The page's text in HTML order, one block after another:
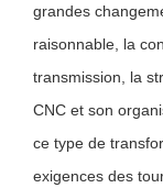
grandes
raisonnable, la
transmission, la
CNC et son
ce type de
exigences des